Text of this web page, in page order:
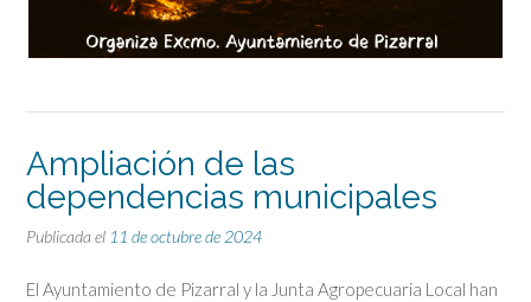
Ampliación de las
dependencias municipales
Publicada el 11 de octubre de 2024
El Ayuntamiento de Pizarral y la Junta Agropecuaria Local han